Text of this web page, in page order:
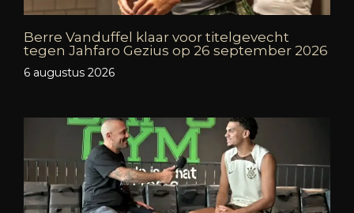
Berre Vanduffel klaar voor titelgevecht
tegen Jahfaro Gezius op 26 september 2026
6 augustus 2026